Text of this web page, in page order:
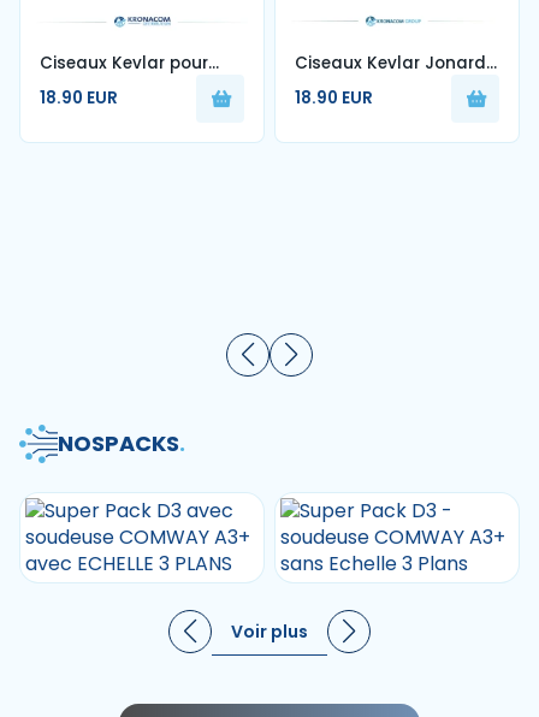
Ciseaux Kevlar pour
fibre optique
18.90 EUR
Ciseaux Kevlar Jonard
Coupe fibre optique
18.90 EUR
NOSPACKS.
Voir plus